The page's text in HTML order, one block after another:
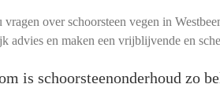
vragen over schoorsteen vegen in
advies en maken een vrijblijvende en
is schoorsteenonderhoud zo